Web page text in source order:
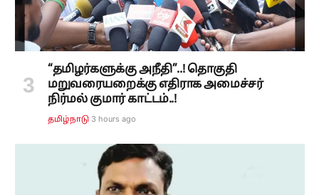
“தமிழர்களுக்கு அநீதி”..! தொகுதி
மறுவரையறைக்கு எதிராக அமைச்சர்
நிர்மல் குமார் காட்டம்..!
தமிழ்நாடு 3 hours ago